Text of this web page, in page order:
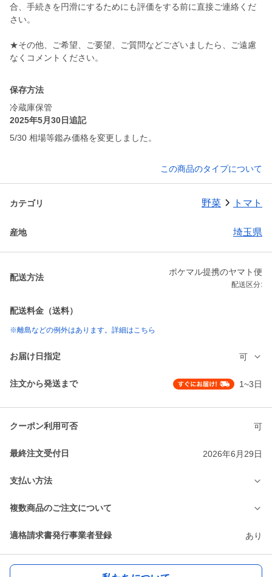
合、手続きを円滑にするためにも評価をする前に直接ご連絡くだ
さい。
★その他、ご希望、ご要望、ご質問などございましたら、ご遠慮
なくコメントください。
保存方法
冷蔵庫保管
2025年5月30日追記
5/30 相場等鑑み価格を変更しました。
この商品のタイプについて
カテゴリ 野菜 トマト
産地 埼玉県
配送方法
ポケマル提携のヤマト便
配送区分:
配送料金（送料）
※離島などの例外はあります。詳細はこちら
お届け日指定 可
注文から発送まで 1~3日
クーポン利用可否 可
最終注文受付日 2026年6月29日
支払い方法
複数商品のご注文について
適格請求書発行事業者登録 あり